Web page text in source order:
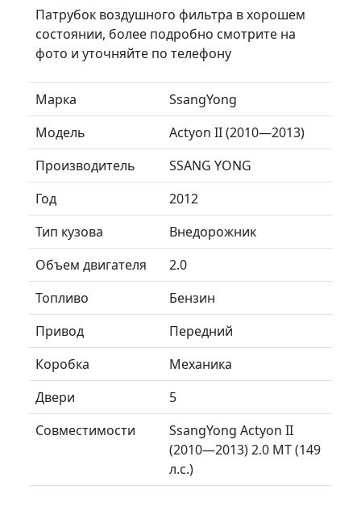
Патрубок воздушного фильтра в хорошем
состоянии, более подробно смотрите на
фото и уточняйте по телефону
Марка
SsangYong
Модель
Actyon II (2010—2013)
Производитель
SSANG YONG
Год
2012
Тип кузова
Внедорожник
Объем двигателя
2.0
Топливо
Бензин
Привод
Передний
Коробка
Механика
Двери
5
Совместимости
SsangYong Actyon II
(2010—2013) 2.0 MT (149
л.с.)